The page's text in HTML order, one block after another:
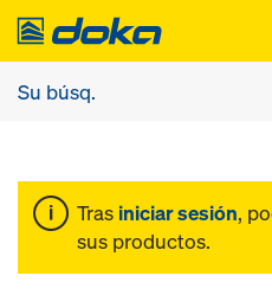
Tras iniciar sesión,
sus productos.